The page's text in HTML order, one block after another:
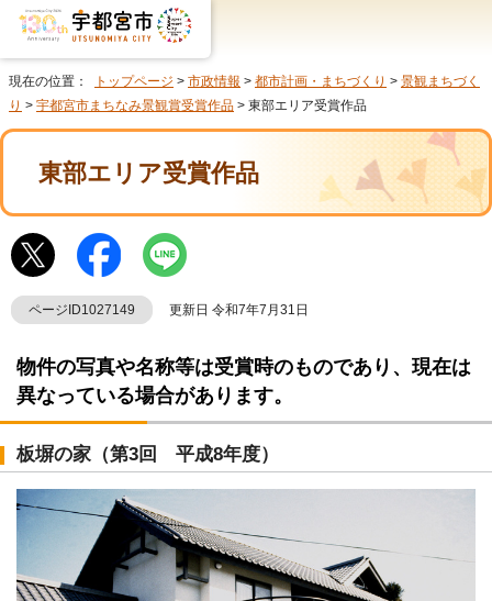
現在の位置： トップページ > 市政情報 > 都市計画・まちづくり > 景観まちづく
り > 宇都宮市まちなみ景観賞受賞作品 > 東部エリア受賞作品
東部エリア受賞作品
ページID1027149 更新日 令和7年7月31日
物件の写真や名称等は受賞時のものであり、現在は
異なっている場合があります。
板塀の家（第3回 平成8年度）